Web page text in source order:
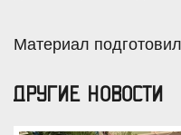
Материал
ДРУГИЕ НОВОСТИ